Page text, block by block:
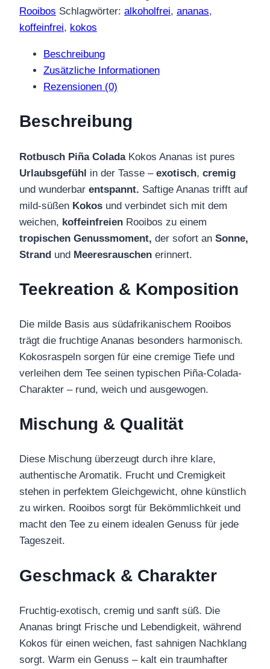
Kokos
Ananas
Rooibos Schlagwörter: alkoholfrei, ananas,
koffeinfrei, kokos
Beschreibung
Zusätzliche Informationen
Rezensionen (0)
Beschreibung
Rotbusch Piña ColadaKokos Ananas ist pures
Urlaubsgefühl in der Tasse – exotisch, cremig
und wunderbar entspannt. Saftige Ananas trifft auf
mild-süßen Kokos und verbindet sich mit dem
weichen, koffeinfreien Rooibos zu einem
tropischen Genussmoment, der sofort an Sonne,
Strand und Meeresrauschen erinnert.
Teekreation & Komposition
Die milde Basis aus südafrikanischem Rooibos
trägt die fruchtige Ananas besonders harmonisch.
Kokosraspeln sorgen für eine cremige Tiefe und
verleihen dem Tee seinen typischen Piña-Colada-
Charakter – rund, weich und ausgewogen.
Mischung & Qualität
Diese Mischung überzeugt durch ihre klare,
authentische Aromatik. Frucht und Cremigkeit
stehen in perfektem Gleichgewicht, ohne künstlich
zu wirken. Rooibos sorgt für Bekömmlichkeit und
macht den Tee zu einem idealen Genuss für jede
Tageszeit.
Geschmack & Charakter
Fruchtig-exotisch, cremig und sanft süß. Die
Ananas bringt Frische und Lebendigkeit, während
Kokos für einen weichen, fast sahnigen Nachklang
sorgt. Warm ein Genuss – kalt ein traumhafter